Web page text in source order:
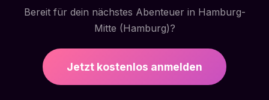
Bereit für dein nächstes Abenteuer in Hamburg-
Mitte (Hamburg)?
Jetzt kostenlos anmelden